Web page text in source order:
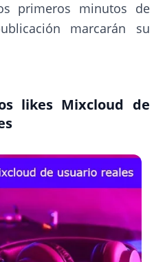
primeros minutos de
marcarán su
likes Mixcloud de